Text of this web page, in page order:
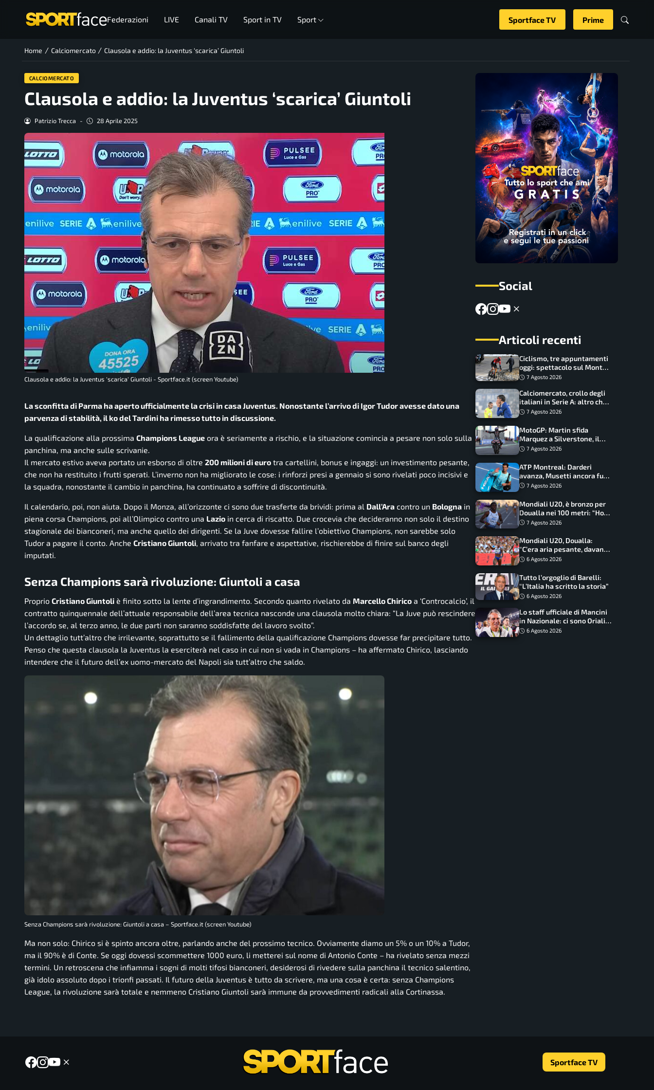
Federazioni LIVE Canali TV Sport in TV Sport Sportface TV Prime
Home / Calciomercato / Clausola e addio: la Juventus ‘scarica’ Giuntoli
CALCIOMERCATO
Clausola e addio: la Juventus ‘scarica’ Giuntoli
Patrizio Trecca - 28 Aprile 2025
Clausola e addio: la Juventus 'scarica' Giuntoli - Sportface.it (screen Youtube)
La sconfitta di Parma ha aperto ufficialmente la crisi in casa Juventus. Nonostante l’arrivo di Igor Tudor avesse dato una
parvenza di stabilità, il ko del Tardini ha rimesso tutto in discussione.
La qualificazione alla prossima Champions League ora è seriamente a rischio, e la situazione comincia a pesare non solo sulla
panchina, ma anche sulle scrivanie.
Il mercato estivo aveva portato un esborso di oltre 200 milioni di euro tra cartellini, bonus e ingaggi: un investimento pesante,
che non ha restituito i frutti sperati. L’inverno non ha migliorato le cose: i rinforzi presi a gennaio si sono rivelati poco incisivi e
la squadra, nonostante il cambio in panchina, ha continuato a soffrire di discontinuità.
Il calendario, poi, non aiuta. Dopo il Monza, all’orizzonte ci sono due trasferte da brividi: prima al Dall’Ara contro un Bologna in
piena corsa Champions, poi all’Olimpico contro una Lazio in cerca di riscatto. Due crocevia che decideranno non solo il destino
stagionale dei bianconeri, ma anche quello dei dirigenti. Se la Juve dovesse fallire l’obiettivo Champions, non sarebbe solo
Tudor a pagare il conto. Anche Cristiano Giuntoli, arrivato tra fanfare e aspettative, rischierebbe di finire sul banco degli
imputati.
Senza Champions sarà rivoluzione: Giuntoli a casa
Proprio Cristiano Giuntoli è finito sotto la lente d’ingrandimento. Secondo quanto rivelato da Marcello Chirico a ‘Controcalcio’, il
contratto quinquennale dell’attuale responsabile dell’area tecnica nasconde una clausola molto chiara: “La Juve può rescindere
l’accordo se, al terzo anno, le due parti non saranno soddisfatte del lavoro svolto”.
Un dettaglio tutt’altro che irrilevante, soprattutto se il fallimento della qualificazione Champions dovesse far precipitare tutto.
Penso che questa clausola la Juventus la eserciterà nel caso in cui non si vada in Champions – ha affermato Chirico, lasciando
intendere che il futuro dell’ex uomo-mercato del Napoli sia tutt’altro che saldo.
Senza Champions sarà rivoluzione: Giuntoli a casa – Sportface.it (screen Youtube)
Ma non solo: Chirico si è spinto ancora oltre, parlando anche del prossimo tecnico. Ovviamente diamo un 5% o un 10% a Tudor,
ma il 90% è di Conte. Se oggi dovessi scommettere 1000 euro, li metterei sul nome di Antonio Conte – ha rivelato senza mezzi
termini. Un retroscena che infiamma i sogni di molti tifosi bianconeri, desiderosi di rivedere sulla panchina il tecnico salentino,
già idolo assoluto dopo i trionfi passati. Il futuro della Juventus è tutto da scrivere, ma una cosa è certa: senza Champions
League, la rivoluzione sarà totale e nemmeno Cristiano Giuntoli sarà immune da provvedimenti radicali alla Cortinassa.
Social
Articoli recenti
Ciclismo, tre appuntamenti
oggi: spettacolo sul Mont
Ventoux, orari e come
7 Agosto 2026
Calciomercato, crollo degli
italiani in Serie A: altro che
svolta dopo il Mondiale
7 Agosto 2026
MotoGP: Martin sfida
Marquez a Silverstone, il
programma e gli orari
7 Agosto 2026
ATP Montreal: Darderi
avanza, Musetti ancora fuori
con Jodar
7 Agosto 2026
Mondiali U20, è bronzo per
Doualla nei 100 metri: “Ho
scacciato l’ansia”
7 Agosto 2026
Mondiali U20, Doualla:
“C’era aria pesante, davano
le mascherine! Finale? Non
6 Agosto 2026
Tutto l’orgoglio di Barelli:
“L’Italia ha scritto la storia”
6 Agosto 2026
Lo staff ufficiale di Mancini
in Nazionale: ci sono Oriali e
Bonucci, confermato un
6 Agosto 2026
Sportface TV